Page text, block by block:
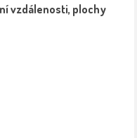
vzdálenosti, plochy